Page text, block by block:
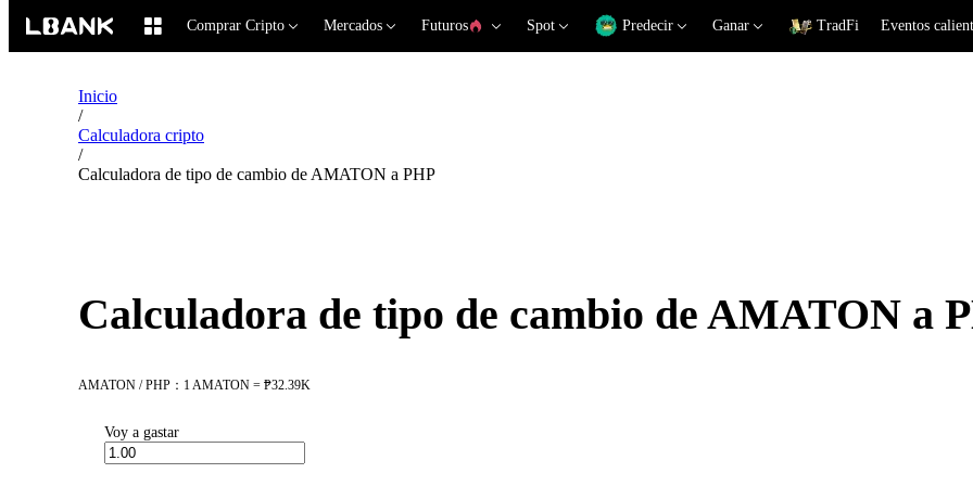
Comprar Cripto Mercados Futuros Spot Predecir Ganar TradFi Eventos
Inicio
/
Calculadora cripto
/
Calculadora de tipo de cambio de AMATON a PHP
Calculadora de tipo de cambio de AMATON a
AMATON / PHP：1 AMATON = ₱32.39K
Voy a gastar